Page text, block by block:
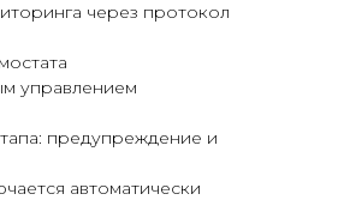
через протокол
управлением
предупреждение и
автоматически